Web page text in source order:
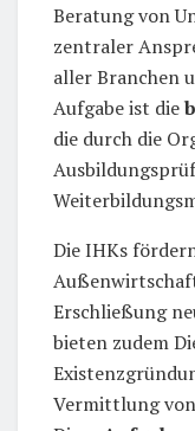
Beratung von
zentraler
aller Branchen
Aufgabe ist die
die durch die
Die IHKs
Erschließung
bieten zudem
Vermittlung